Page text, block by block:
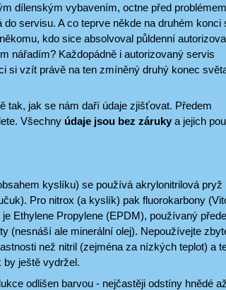
dílenským vybavením, octne před problémem
servisu. A co teprve někde na druhém konci
kdo sice absolvoval půldenní
nářadím? Každopádně i autorizovaný servis
si vzít právě na ten zmíněný druhý konec
tak, jak se nám daří údaje zjišťovat. Předem
Všechny údaje jsou bez zárukya jejich
kyslíku) se používá akrylonitrilová pryž
Pro nitrox (a kyslík) pak fluorokarbony
Ethylene Propylene (EPDM), používaný
(nesnáší ale minerální olej). Nepoužívejte
než nitril (zejména za nízkých teplot) a
by ještě vydržel.
odlišen barvou - nejčastěji odstíny hnědé